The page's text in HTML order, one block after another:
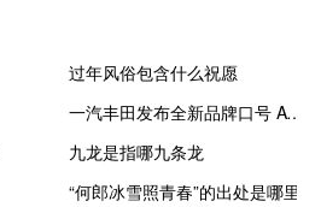
过年风俗包含什么祝愿
一汽丰田发布全新品牌口号 AVALON明年导入
九龙是指哪九条龙
“何郎冰雪照青春”的出处是哪里